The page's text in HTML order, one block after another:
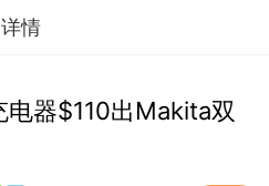
详情
器$110出Makita双